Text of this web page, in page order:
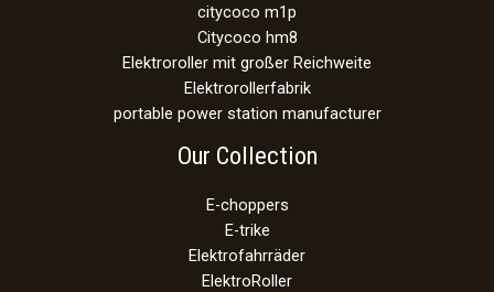
citycoco m1p
Citycoco hm8
Elektroroller mit großer Reichweite
Elektrorollerfabrik
portable power station manufacturer
Our Collection
E-choppers
E-trike
Elektrofahrräder
ElektroRoller